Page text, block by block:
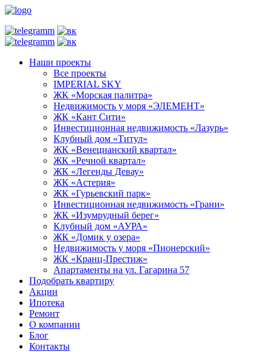
Наши проекты
Все проекты
IMPERIAL SKY
ЖК «Морская палитра»
Недвижимость у моря «ЭЛЕМЕНТ»
ЖК «Кант Сити»
Инвестиционная недвижимость «Лазурь»
Клубный дом «Титул»
ЖК «Венецианский квартал»
ЖК «Речной квартал»
ЖК «Легенды Девау»
ЖК «Астерия»
ЖК «Гурьевский парк»
Инвестиционная недвижимость «Грани»
ЖК «Изумрудный берег»
Клубный дом «АУРА»
ЖК «Домик у озера»
Недвижимость у моря «Пионерский»
ЖК «Кранц-Престиж»
Апартаменты на ул. Гагарина 57
Подобрать квартиру
Акции
Ипотека
Ремонт
О компании
Блог
Контакты